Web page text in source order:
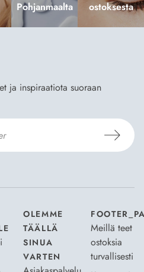
Pohjanmaalta
ostoksesta
ja inspiraatiota suoraan
OLEMME
TÄÄLLÄ
SINUA
VARTEN
Meillä teet
ostoksia
turvallisesti